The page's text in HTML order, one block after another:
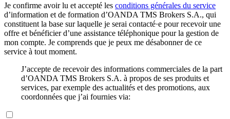
Je confirme avoir lu et accepté les conditions générales du service
d’information et de formation d’OANDA TMS Brokers S.A., qui
constituent la base sur laquelle je serai contacté·e pour recevoir une
offre et bénéficier d’une assistance téléphonique pour la gestion de
mon compte. Je comprends que je peux me désabonner de ce
service à tout moment.
J’accepte de recevoir des informations commerciales de la part
d’OANDA TMS Brokers S.A. à propos de ses produits et
services, par exemple des actualités et des promotions, aux
coordonnées que j’ai fournies via: